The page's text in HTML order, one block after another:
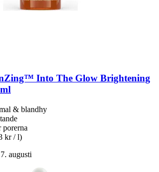
Into The Glow Brightening
& blandhy
porerna
kr / l)
augusti